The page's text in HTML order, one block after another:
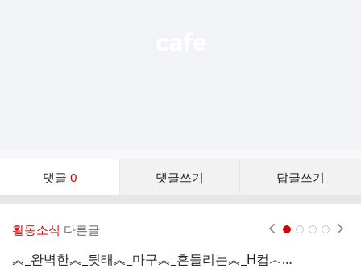
댓글 0 댓글쓰기 답글쓰기
댓
활동소식 다른글
︽_완벽한︽_뒷태︽_마구︽_흔들리는︽_H컵︿︹ Wy59